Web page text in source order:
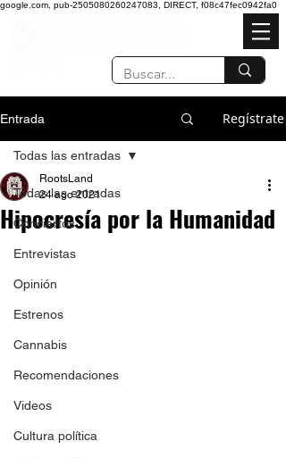
google.com, pub-2505080260247083, DIRECT, f08c47fec0942fa0
Entrada Regístrate
Todas las entradas
Conciertos
Entrevistas
Opinión
Estrenos
Cannabis
Recomendaciones
Videos
Cultura política
Todas las entradas
Hipocresía por la Humanidad
RootsLand
24 ago 2021